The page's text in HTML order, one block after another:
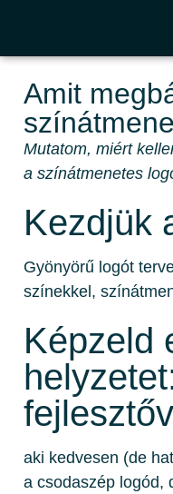
Amit
Mutatom, miért
a színátmenetes
Kezdjük
Gyönyörű logót
színekkel,
Képzeld
aki kedvesen (de
a csodaszép logód,